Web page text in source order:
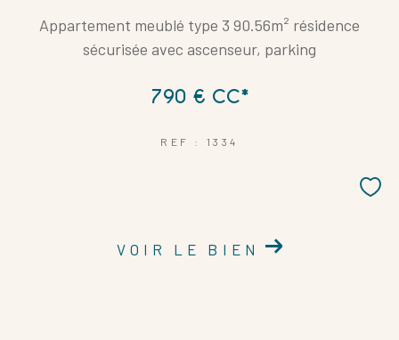
Appartement meublé type 3 90.56m² résidence
sécurisée avec ascenseur, parking
790 € CC*
REF : 1334
VOIR LE BIEN